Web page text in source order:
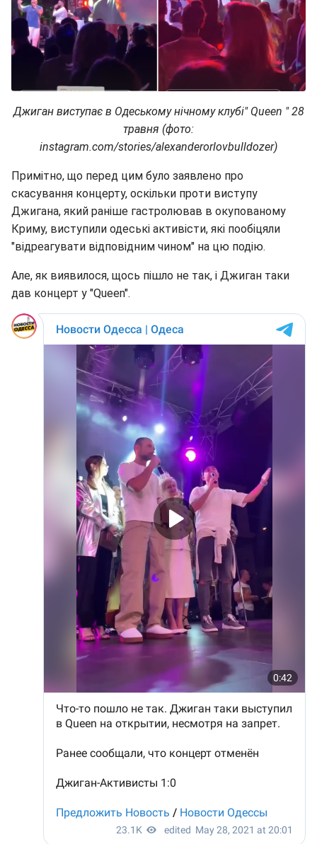
Джиган виступає в Одеському нічному клубі" Queen " 28
травня (фото:
instagram.com/stories/alexanderorlovbulldozer)
Примітно, що перед цим було заявлено про
скасування концерту, оскільки проти виступу
Джигана, який раніше гастролював в окупованому
Криму, виступили одеські активісти, які пообіцяли
"відреагувати відповідним чином" на цю подію.
Але, як виявилося, щось пішло не так, і Джиган таки
дав концерт у "Queen".